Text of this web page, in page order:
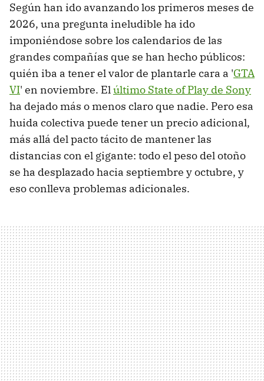
Según han ido avanzando los primeros meses de
2026, una pregunta ineludible ha ido
imponiéndose sobre los calendarios de las
grandes compañías que se han hecho públicos:
quién iba a tener el valor de plantarle cara a 'GTA
VI' en noviembre. Elúltimo State of Play de Sony
ha dejado más o menos claro que nadie. Pero esa
huida colectiva puede tener un precio adicional,
más allá del pacto tácito de mantener las
distancias con el gigante: todo el peso del otoño
se ha desplazado hacia septiembre y octubre, y
eso conlleva problemas adicionales.